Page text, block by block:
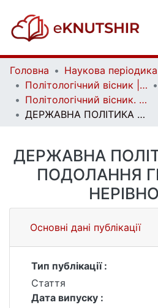
Головна
Політологічний вісник | Politology bulletin
Політологічний вісник. Випуск 90
ДЕРЖАВНА ПОЛІТИКА У СФЕРІ ПОДОЛАННЯ ГЕНДЕРНОЇ НЕРІВНОСТІ
ДЕРЖАВНА
ПОДОЛАННЯ
Основні дані публікації
Тип публікації :
Стаття
Дата випуску :